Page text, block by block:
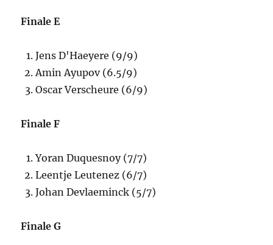
Finale E
Jens D'Haeyere (9/9)
Amin Ayupov (6.5/9)
Oscar Verscheure (6/9)
Finale F
Yoran Duquesnoy (7/7)
Leentje Leutenez (6/7)
Johan Devlaeminck (5/7)
Finale G